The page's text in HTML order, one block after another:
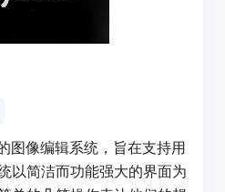
图像编辑系统，旨在支持用
以简洁而功能强大的界面为